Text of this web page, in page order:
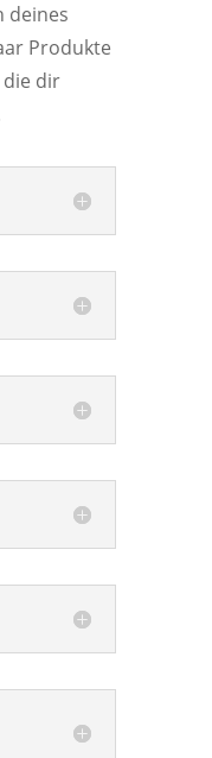
deines
Produkte
dir